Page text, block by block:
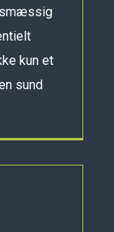
kun et
sund